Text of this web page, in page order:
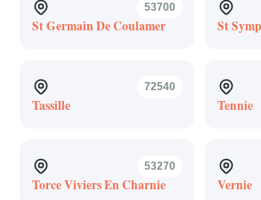
53700
St Germain De Coulamer St
72540
Tassille Tennie
53270
Torce Viviers En Charnie Vernie